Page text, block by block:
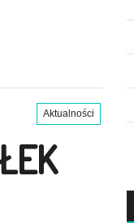
Aktualności